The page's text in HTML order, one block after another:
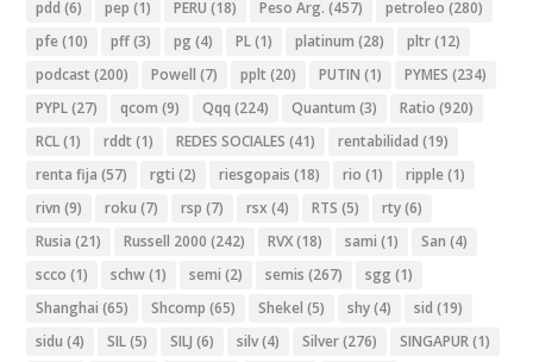
pdd (6) pep (1) PERU (18) Peso Arg. (457) petroleo (280)
pfe (10) pff(3) pg (4) PL(1) platinum (28) pltr(12)
podcast (200) Powell (7) pplt (20) PUTIN (1) PYMES (234)
PYPL(27) qcom (9) Qqq (224) Quantum (3) Ratio (920)
RCL(1) rddt (1) REDES SOCIALES (41) rentabilidad (19)
renta fija (57) rgti (2) riesgopais (18) rio (1) ripple (1)
rivn (9) roku (7) rsp (7) rsx (4) RTS (5) rty(6)
Rusia (21) Russell 2000 (242) RVX(18) sami (1) San (4)
scco (1) schw(1) semi (2) semis (267) sgg (1)
Shanghai (65) Shcomp (65) Shekel (5) shy(4) sid (19)
sidu (4) SIL(5) SILJ (6) silv(4) Silver(276) SINGAPUR(1)